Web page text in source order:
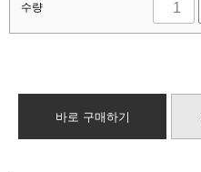
수량
바로 구매하기